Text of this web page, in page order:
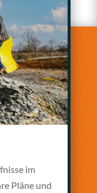
im
Pläne und